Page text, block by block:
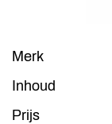
Merk
Inhoud
Prijs